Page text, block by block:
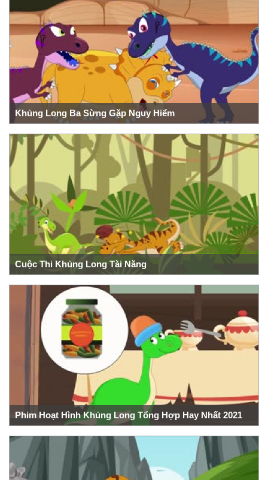
Khủng Long Ba Sừng Gặp Nguy Hiểm
Cuộc Thi Khủng Long Tài Năng
Phim Hoạt Hình Khủng Long Tổng Hợp Hay Nhất 2021